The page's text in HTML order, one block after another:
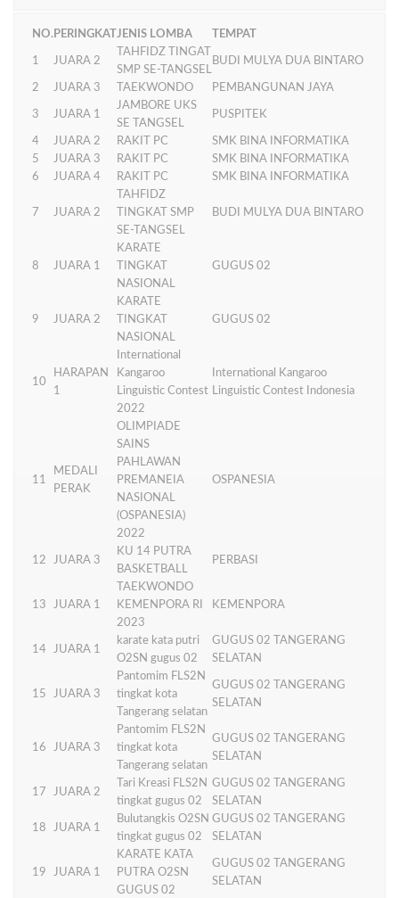
NO. PERINGKAT JENIS LOMBA TEMPAT
1 JUARA 2
TAHFIDZ TINGAT
SMP SE-TANGSEL
BUDI MULYA DUA BINTARO
2 JUARA 3 TAEKWONDO PEMBANGUNAN JAYA
3 JUARA 1
JAMBORE UKS
SE TANGSEL
PUSPITEK
4 JUARA 2 RAKIT PC
SMK BINA INFORMATIKA
5
JUARA 3 RAKIT PC
SMK BINA INFORMATIKA
6
JUARA 4 RAKIT PC SMK BINA INFORMATIKA
7 JUARA 2
TAHFIDZ
TINGKAT SMP
SE-TANGSEL
BUDI MULYA DUA BINTARO
8 JUARA 1
KARATE
TINGKAT
NASIONAL
GUGUS 02
9 JUARA 2
KARATE
TINGKAT
NASIONAL
GUGUS 02
10
HARAPAN
1
International
Kangaroo
Linguistic Contest
2022
International Kangaroo
Linguistic Contest Indonesia
11
MEDALI
PERAK
OLIMPIADE
SAINS
PAHLAWAN
PREMANEIA
NASIONAL
(OSPANESIA)
2022
OSPANESIA
12 JUARA 3
KU 14 PUTRA
BASKETBALL
PERBASI
13 JUARA 1
TAEKWONDO
KEMENPORA RI
2023
KEMENPORA
14 JUARA 1
karate kata putri
O2SN gugus 02
GUGUS 02 TANGERANG
SELATAN
15 JUARA 3
Pantomim FLS2N
tingkat kota
Tangerang selatan
GUGUS 02 TANGERANG
SELATAN
16 JUARA 3
Pantomim FLS2N
tingkat kota
Tangerang selatan
GUGUS 02 TANGERANG
SELATAN
17 JUARA 2
Tari Kreasi FLS2N
tingkat gugus 02
GUGUS 02 TANGERANG
SELATAN
18 JUARA 1
Bulutangkis O2SN
tingkat gugus 02
GUGUS 02 TANGERANG
SELATAN
19 JUARA 1
KARATE KATA
PUTRA O2SN
GUGUS 02
GUGUS 02 TANGERANG
SELATAN